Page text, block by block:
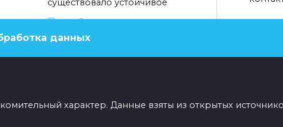
существовало устойчивое
0 47
данных
характер. Данные взяты из открытых